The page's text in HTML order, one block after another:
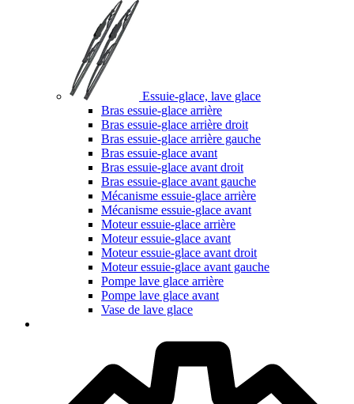
Essuie-glace, lave glace
Bras essuie-glace arrière
Bras essuie-glace arrière droit
Bras essuie-glace arrière gauche
Bras essuie-glace avant
Bras essuie-glace avant droit
Bras essuie-glace avant gauche
Mécanisme essuie-glace arrière
Mécanisme essuie-glace avant
Moteur essuie-glace arrière
Moteur essuie-glace avant
Moteur essuie-glace avant droit
Moteur essuie-glace avant gauche
Pompe lave glace arrière
Pompe lave glace avant
Vase de lave glace